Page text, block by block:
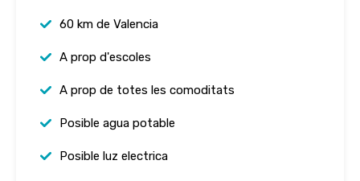
60 km de Valencia
A prop d'escoles
A prop de totes les comoditats
Posible agua potable
Posible luz electrica